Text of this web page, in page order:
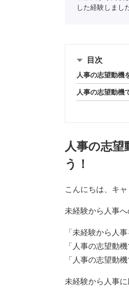
した経験しまし
目次
人事の志望動機
人事の志望動機
人事の志
う！
こんにちは、キ
未経験から人事
「未経験から人
「人事の志望動
「人事の志望動
未経験から人事